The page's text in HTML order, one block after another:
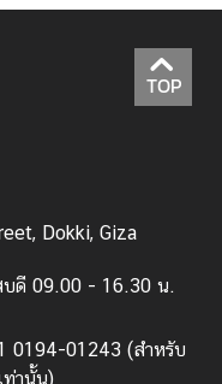
TOP
Dokki, Giza
บดี 09.00 - 16.30 น.
0194-01243 (สำหรับ
านั้น)